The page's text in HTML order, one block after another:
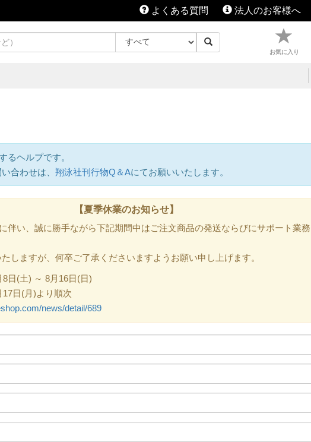
よくある質問 法人のお客様へ
お気に入り
るヘルプです。
合わせは、 翔泳社刊行物Q＆Aにてお願いいたします。
【夏季休業のお知らせ】
伴い、誠に勝手ながら下記期間中はご注文商品の発送ならびにサポート業
しますが、何卒ご了承くださいますようお願い申し上げます。
日(土) ～ 8月16日(日)
日(月)より順次
news/detail/689